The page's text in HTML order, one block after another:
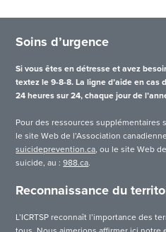
Soins d’urgence
Si vous êtes en détresse et avez
textez le 9-8-8. La ligne d’aide en cas
24 heures sur 24, chaque jour de
Pour des ressources supplémentaires
le site Web de l’Association
suicideprevention.ca, ou le site Web
suicide, au :988.ca.
Reconnaissance du
L’ICRTSP reconnaît l’importance des